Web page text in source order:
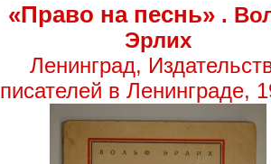
«Право на песнь».
Эрлих
Ленинград,
писателей в Ленинграде,